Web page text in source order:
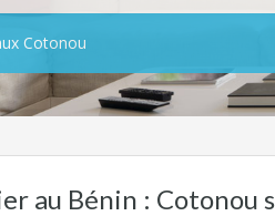
Cotonou
au Bénin : Cotonou